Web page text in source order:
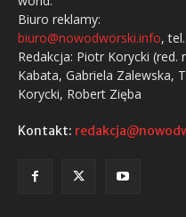
Biuro reklamy:
biuro@nowodworski.info,
Redakcja: Piotr Korycki
Kabata, Gabriela Zalewska,
Korycki, Robert Zięba
Kontakt: